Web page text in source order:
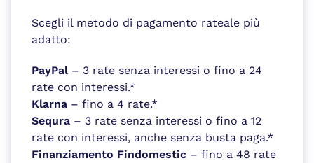
Scegli il metodo di pagamento rateale più
adatto:
PayPal – 3 rate senza interessi o fino a 24
rate con interessi.*
Klarna – fino a 4 rate.*
Sequra – 3 rate senza interessi o fino a 12
rate con interessi, anche senza busta paga.*
Finanziamento Findomestic – fino a 48 rate